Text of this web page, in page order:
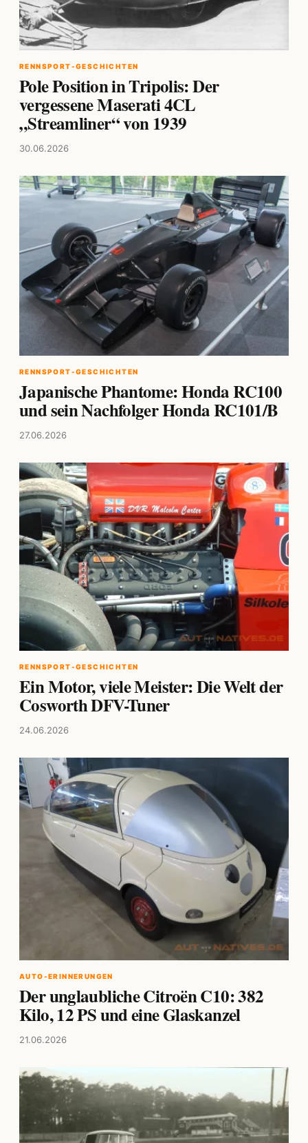
RENNSPORT-GESCHICHTEN
Pole Position in Tripolis: Der
vergessene Maserati 4CL
„Streamliner“ von 1939
30.06.2026
RENNSPORT-GESCHICHTEN
Japanische Phantome: Honda RC100
und sein Nachfolger Honda RC101/B
27.06.2026
RENNSPORT-GESCHICHTEN
Ein Motor, viele Meister: Die Welt der
Cosworth DFV-Tuner
24.06.2026
AUTO-ERINNERUNGEN
Der unglaubliche Citroën C10: 382
Kilo, 12 PS und eine Glaskanzel
21.06.2026